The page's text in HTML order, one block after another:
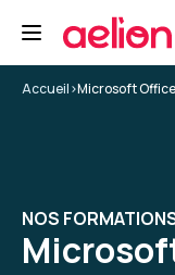
Accueil>Microsoft
NOS
questionnaire
pensais que
j'ai fait en 2
1 seul, j'aurai
Formation : Excel
Très bonne